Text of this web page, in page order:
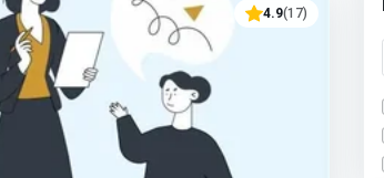
4.9(17)